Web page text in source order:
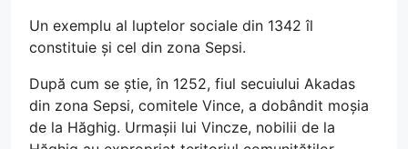
Un exemplu al luptelor sociale din 1342 îl
constituie și cel din zona Sepsi.
După cum se știe, în 1252, fiul secuiului Akadas
din zona Sepsi, comitele Vince, a dobândit moșia
de la Hăghig. Urmașii lui Vincze, nobilii de la